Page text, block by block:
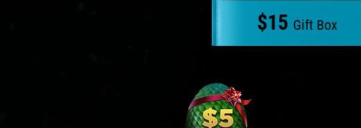
$15 Gift Box